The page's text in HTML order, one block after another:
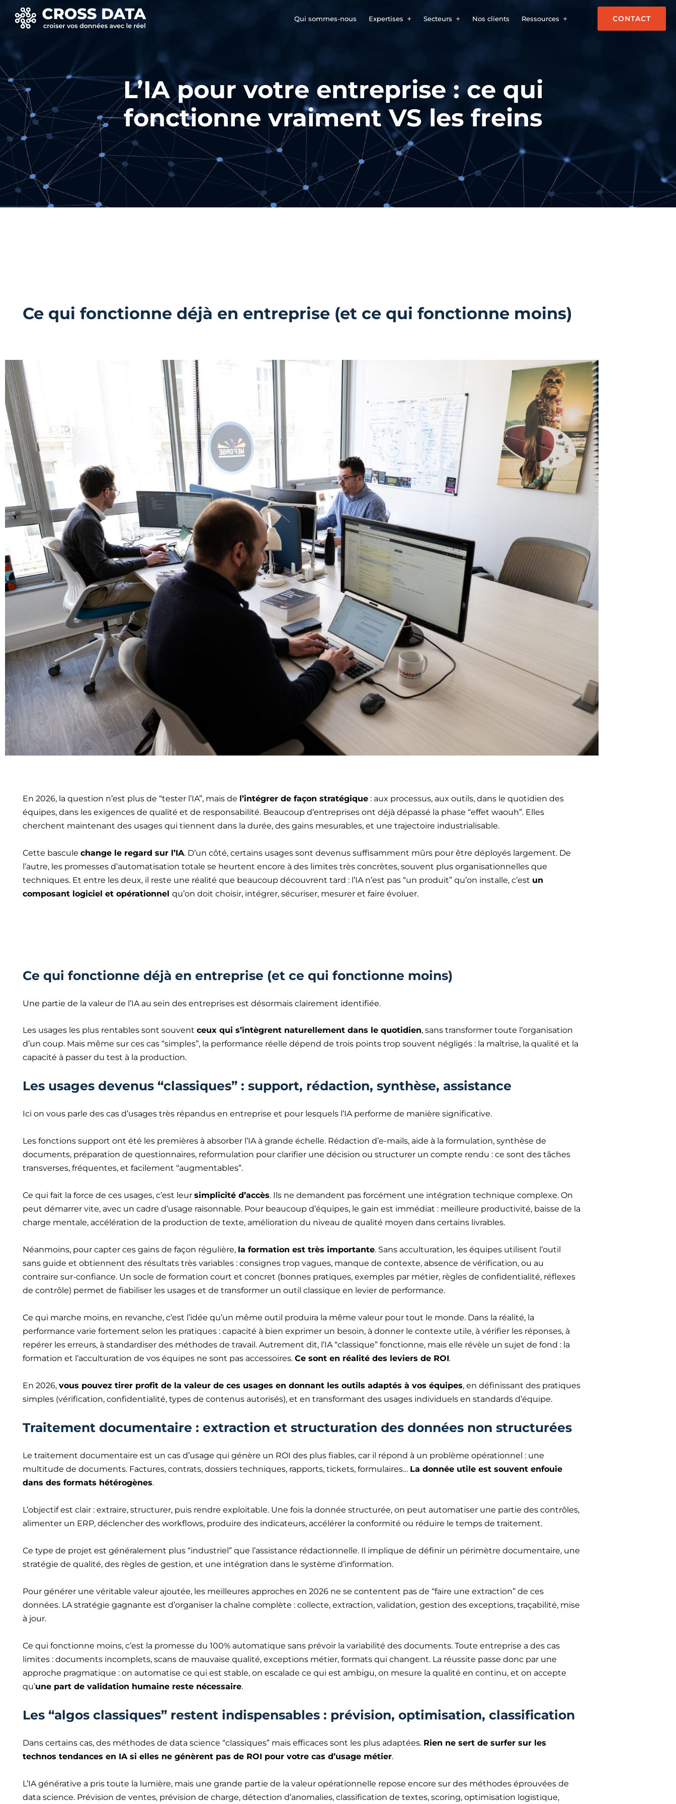
Qui sommes-nous Expertises Secteurs Nos clients Ressources CONTACT
L’IA pour votre entreprise : ce qui
fonctionne vraiment VS les freins
Ce qui fonctionne déjà en entreprise (et ce qui fonctionne moins)
En 2026, la question n’est plus de “tester l’IA”, mais de l’intégrer de façon stratégique : aux processus, aux outils, dans le quotidien des
équipes, dans les exigences de qualité et de responsabilité. Beaucoup d’entreprises ont déjà dépassé la phase “effet waouh”. Elles
cherchent maintenant des usages qui tiennent dans la durée, des gains mesurables, et une trajectoire industrialisable.
Cette basculechange le regard sur l’IA. D’un côté, certains usages sont devenus suffisamment mûrs pour être déployés largement. De
l’autre, les promesses d’automatisation totale se heurtent encore à des limites très concrètes, souvent plus organisationnelles que
techniques. Et entre les deux, il reste une réalité que beaucoup découvrent tard : l’IA n’est pas “un produit” qu’on installe, c’est un
composant logiciel et opérationnelqu’on doit choisir, intégrer, sécuriser, mesurer et faire évoluer.
Ce qui fonctionne déjà en entreprise (et ce qui fonctionne moins)
Une partie de la valeur de l’IA au sein des entreprises est désormais clairement identifiée.
Les usages les plus rentables sont souventceux qui s’intègrent naturellement dans le quotidien, sans transformer toute l’organisation
d’un coup. Mais même sur ces cas “simples”, la performance réelle dépend de trois points trop souvent négligés : la maîtrise, la qualité et la
capacité à passer du test à la production.
Les usages devenus “classiques” : support, rédaction, synthèse, assistance
Ici on vous parle des cas d’usages très répandus en entreprise et pour lesquels l’IA performe de manière significative.
Les fonctions support ont été les premières à absorber l’IA à grande échelle. Rédaction d’e-mails, aide à la formulation, synthèse de
documents, préparation de questionnaires, reformulation pour clarifier une décision ou structurer un compte rendu : ce sont des tâches
transverses, fréquentes, et facilement “augmentables”.
Ce qui fait la force de ces usages, c’est leursimplicité d’accès. Ils ne demandent pas forcément une intégration technique complexe. On
peut démarrer vite, avec un cadre d’usage raisonnable. Pour beaucoup d’équipes, le gain est immédiat : meilleure productivité, baisse de la
charge mentale, accélération de la production de texte, amélioration du niveau de qualité moyen dans certains livrables.
Néanmoins, pour capter ces gains de façon régulière, la formation est très importante. Sans acculturation, les équipes utilisent l’outil
sans guide et obtiennent des résultats très variables : consignes trop vagues, manque de contexte, absence de vérification, ou au
contraire sur-confiance. Un socle de formation court et concret (bonnes pratiques, exemples par métier, règles de confidentialité, réflexes
de contrôle) permet de fiabiliser les usages et de transformer un outil classique en levier de performance.
Ce qui marche moins, en revanche, c’est l’idée qu’un même outil produira la même valeur pour tout le monde. Dans la réalité, la
performance varie fortement selon les pratiques : capacité à bien exprimer un besoin, à donner le contexte utile, à vérifier les réponses, à
repérer les erreurs, à standardiser des méthodes de travail. Autrement dit, l’IA “classique” fonctionne, mais elle révèle un sujet de fond : la
formation et l’acculturation de vos équipes ne sont pas accessoires.Ce sont en réalité des leviers de ROI.
En 2026,vous pouvez tirer profit de la valeur de ces usages en donnant les outils adaptés à vos équipes, en définissant des pratiques
simples (vérification, confidentialité, types de contenus autorisés), et en transformant des usages individuels en standards d’équipe.
Traitement documentaire : extraction et structuration des données non structurées
Le traitement documentaire est un cas d’usage qui génère un ROI des plus fiables, car il répond à un problème opérationnel : une
multitude de documents. Factures, contrats, dossiers techniques, rapports, tickets, formulaires… La donnée utile est souvent enfouie
dans des formats hétérogènes.
L’objectif est clair : extraire, structurer, puis rendre exploitable. Une fois la donnée structurée, on peut automatiser une partie des contrôles,
alimenter un ERP, déclencher des workflows, produire des indicateurs, accélérer la conformité ou réduire le temps de traitement.
Ce type de projet est généralement plus “industriel” que l’assistance rédactionnelle. Il implique de définir un périmètre documentaire, une
stratégie de qualité, des règles de gestion, et une intégration dans le système d’information.
Pour générer une véritable valeur ajoutée, les meilleures approches en 2026 ne se contentent pas de “faire une extraction” de ces
données. LA stratégie gagnante est d’organiser la chaîne complète : collecte, extraction, validation, gestion des exceptions, traçabilité, mise
à jour.
Ce qui fonctionne moins, c’est la promesse du 100% automatique sans prévoir la variabilité des documents. Toute entreprise a des cas
limites : documents incomplets, scans de mauvaise qualité, exceptions métier, formats qui changent. La réussite passe donc par une
approche pragmatique : on automatise ce qui est stable, on escalade ce qui est ambigu, on mesure la qualité en continu, et on accepte
qu’une part de validation humaine reste nécessaire.
Les “algos classiques” restent indispensables : prévision, optimisation, classification
Dans certains cas, des méthodes de data science “classiques” mais efficaces sont les plus adaptées. Rien ne sert de surfer sur les
technos tendances en IA si elles ne génèrent pas de ROI pour votre cas d’usage métier.
L’IA générative a pris toute la lumière, mais une grande partie de la valeur opérationnelle repose encore sur des méthodes éprouvées de
data science. Prévision de ventes, prévision de charge, détection d’anomalies, classification de textes, scoring, optimisation logistique,